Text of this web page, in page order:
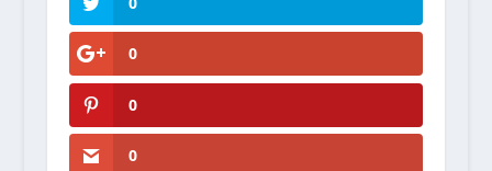
0
0
0